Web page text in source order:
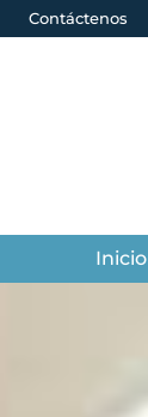
Contáctenos
Inicio